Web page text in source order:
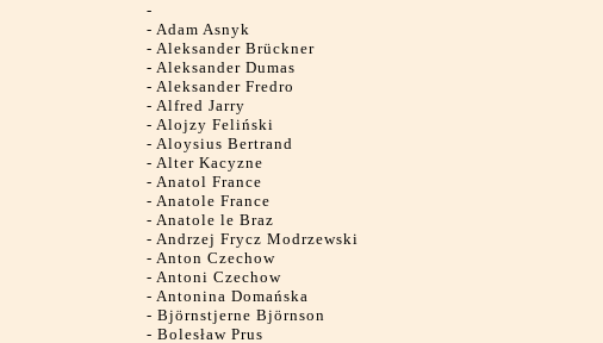
-
- Adam Asnyk
- Aleksander Brückner
- Aleksander Dumas
- Aleksander Fredro
- Alfred Jarry
- Alojzy Feliński
- Aloysius Bertrand
- Alter Kacyzne
- Anatol France
- Anatole France
- Anatole le Braz
- Andrzej Frycz Modrzewski
- Anton Czechow
- Antoni Czechow
- Antonina Domańska
- Björnstjerne Björnson
- Bolesław Prus